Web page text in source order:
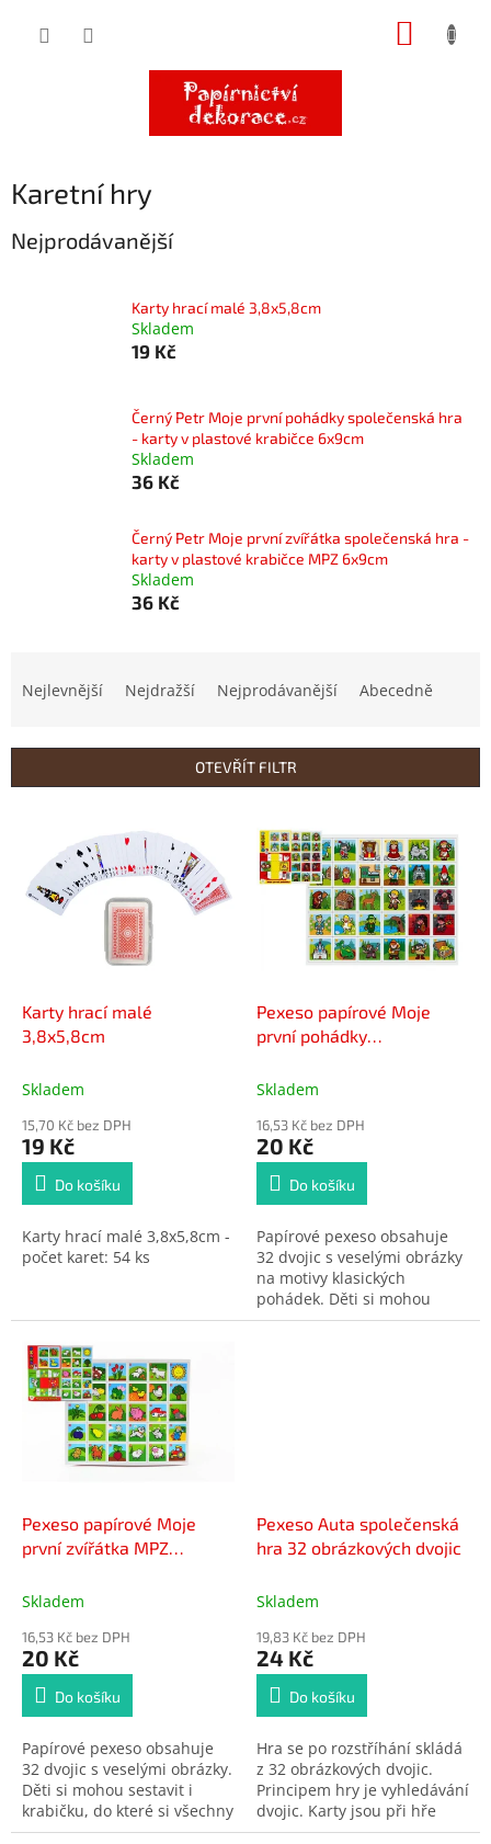
Karetní hry
Nejprodávanější
Karty hrací malé 3,8x5,8cm
Skladem
19 Kč
Černý Petr Moje první pohádky společenská hra
- karty v plastové krabičce 6x9cm
Skladem
36 Kč
Černý Petr Moje první zvířátka společenská hra -
karty v plastové krabičce MPZ 6x9cm
Skladem
36 Kč
í
Nejlevnější Nejdražší Nejprodávanější Abecedně
OTEVŘÍT FILTR
Karty hrací malé
3,8x5,8cm
Skladem
15,70 Kč bez DPH
19 Kč
Do košíku
Karty hrací malé 3,8x5,8cm -
počet karet: 54 ks
Pexeso papírové Moje
první pohádky
Skladem
16,53 Kč bez DPH
20 Kč
Do košíku
Papírové pexeso obsahuje
32 dvojic s veselými obrázky
na motivy klasických
pohádek. Děti si mohou
sestavit i krabičku, do které
Pexeso papírové Moje
první zvířátka MPZ
Skladem
16,53 Kč bez DPH
20 Kč
Do košíku
Papírové pexeso obsahuje
32 dvojic s veselými obrázky.
Děti si mohou sestavit i
krabičku, do které si všechny
kartičky mohou uklidit.
Pexeso Auta společenská
hra 32 obrázkových dvojic
Skladem
19,83 Kč bez DPH
24 Kč
Do košíku
Hra se po rozstříhání skládá
z 32 obrázkových dvojic.
Principem hry je vyhledávání
dvojic. Karty jsou při hře
otočeny obrázkem dolů a